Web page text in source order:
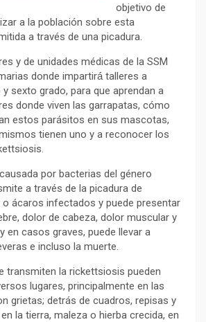
objetivo de
a la población sobre esta
a través de una picadura.
y de unidades médicas de la SSM
donde impartirá́ talleres a
sexto grado, para que aprendan a
donde viven las garrapatas, cómo
estos parásitos en sus mascotas,
tienen uno y a reconocer los
por bacterias del género
a través de la picadura de
o ácaros infectados y puede presentar
dolor de cabeza, dolor muscular y
en casos graves, puede llevar a
e incluso la muerte.
transmiten la rickettsiosis pueden
lugares, principalmente en las
grietas; detrás de cuadros, repisas y
la tierra, maleza o hierba crecida, en